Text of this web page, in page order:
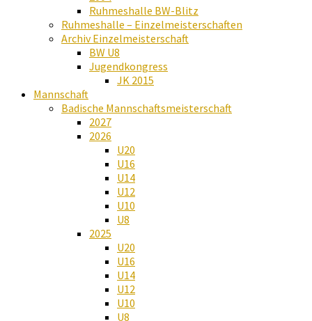
Ruhmeshalle BW-Blitz
Ruhmeshalle – Einzelmeisterschaften
Archiv Einzelmeisterschaft
BW U8
Jugendkongress
JK 2015
Mannschaft
Badische Mannschaftsmeisterschaft
2027
2026
U20
U16
U14
U12
U10
U8
2025
U20
U16
U14
U12
U10
U8